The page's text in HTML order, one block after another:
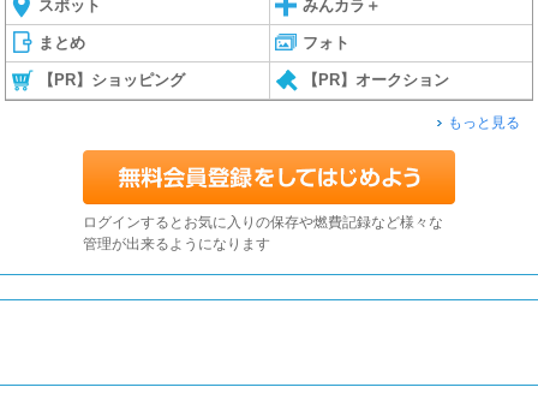
スポット みんカラ＋
まとめ フォト
【PR】ショッピング 【PR】オークション
もっと見る
ログインするとお気に入りの保存や燃費記録など様々な
管理が出来るようになります